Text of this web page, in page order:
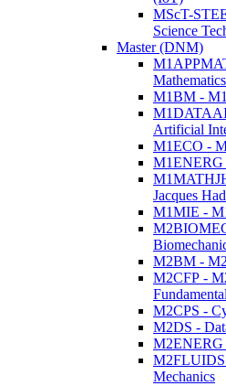
MScT-
Science
Master (DNM)
M1BM -
Artificial
M1ECO -
M1ENERG
Jacques
M1MIE -
M2BM -
M2CFP -
M2CPS -
M2DS -
M2ENERG
M2FLUIDS
Mechanics